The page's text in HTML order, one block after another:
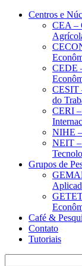
Conteúdo principal
Centros e
CEA –
CEDE
CESIT
do
CERI –
NIHE
NEIT –
Grupos de
Café &
Contato
Tutoriais